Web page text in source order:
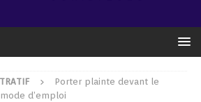
Porter plainte devant le
d’emploi